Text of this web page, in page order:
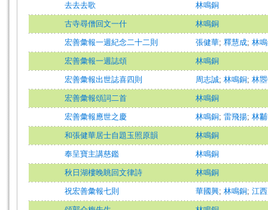
去去去歌 林鳴銅
古寺尋僧回文一什 林鳴銅
宏善彙報一週紀念二十二則 張健華; 釋慧成; 林
宏善彙報一週誌頌 林鳴銅
宏善彙報出世誌喜四則 周志誠; 林鳴銅; 林
宏善彙報頌詞二首 林鳴銅
宏善彙報應世之慶 林鳴銅; 雷飛揚; 林
和張健華居士自題玉照原韻 林鳴銅
奉呈寶主講慈鑑 林鳴銅
秋日湖樓晚眺回文律詩 林鳴銅
祝宏善彙報七則 華國興; 林鳴銅; 江